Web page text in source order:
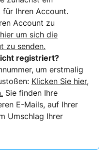
Ihren Account.
Account zu
um sich die
zu senden.
registriert?
um erstmalig
Klicken Sie hier,
Sie finden Ihre
E-Mails, auf Ihrer
Umschlag Ihrer